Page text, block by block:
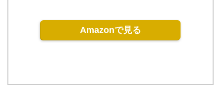
Amazonで見る